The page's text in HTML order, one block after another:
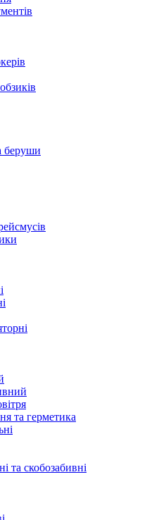
беруши
та герметика
та скобозабивні